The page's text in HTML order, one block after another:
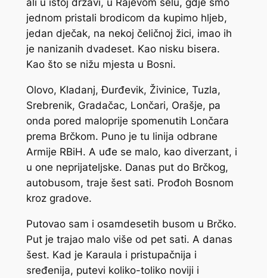
ali u istoj državi, u Rajevom selu, gdje smo
jednom pristali brodicom da kupimo hljeb,
jedan dječak, na nekoj čeličnoj žici, imao ih
je nanizanih dvadeset. Kao nisku bisera.
Kao što se nižu mjesta u Bosni.
Olovo, Kladanj, Đurđevik, Živinice, Tuzla,
Srebrenik, Gradačac, Lončari, Orašje, pa
onda pored maloprije spomenutih Lončara
prema Brčkom. Puno je tu linija odbrane
Armije RBiH. A uđe se malo, kao diverzant, i
u one neprijateljske. Danas put do Brčkog,
autobusom, traje šest sati. Prođoh Bosnom
kroz gradove.
Putovao sam i osamdesetih busom u Brčko.
Put je trajao malo više od pet sati. A danas
šest. Kad je Karaula i pristupačnija i
sređenija, putevi koliko-toliko noviji i